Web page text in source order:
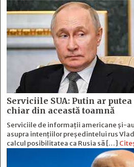
Serviciile SUA: Putin ar putea
chiar din această toamnă
Serviciile de informații americane și-
asupra intențiilor președintelui rus
calcul posibilitatea ca Rusia să […]